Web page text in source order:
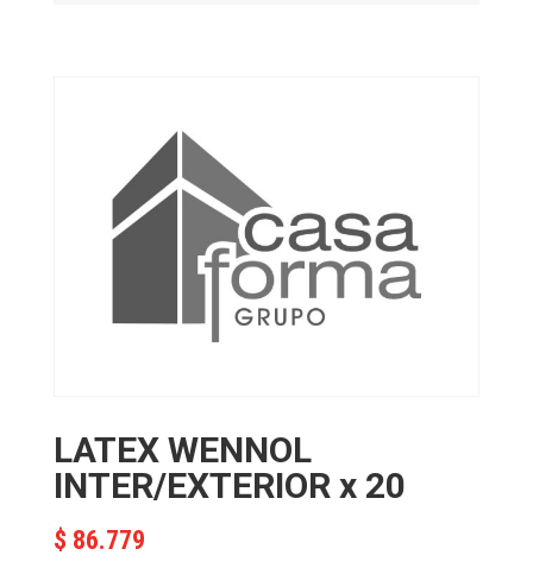
LATEX WENNOL
INTER/EXTERIOR x 20
$ 86.779